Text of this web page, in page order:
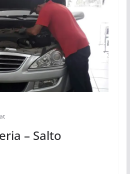
– Salto